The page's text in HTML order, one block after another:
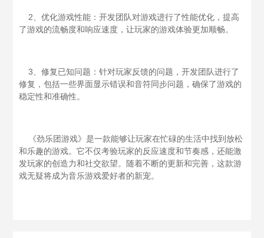
2、优化游戏性能：开发团队对游戏进行了性能优化，提高
了游戏的流畅度和响应速度，让玩家的游戏体验更加顺畅。
3、修复已知问题：针对玩家反馈的问题，开发团队进行了
修复，包括一些界面显示错误和音符同步问题，确保了游戏的
稳定性和准确性。
《劲乐团游戏》是一款能够让玩家在忙碌的生活中找到放松
和乐趣的游戏。它不仅考验玩家的反应速度和节奏感，还能激
发玩家的创造力和社交欲望。随着不断的更新和完善，这款游
戏无疑将成为音乐游戏爱好者的新宠。